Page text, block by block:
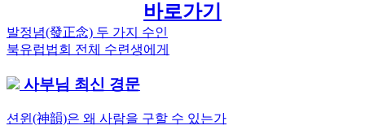
바로가기
글
내
비
게
Previous
Post:
발정념(發正念) 두 가지 수인
Next
북유럽법회 전체 수련생에게
사부님 최신 경문
션윈(神韻)은 왜 사람을 구할 수 있는가